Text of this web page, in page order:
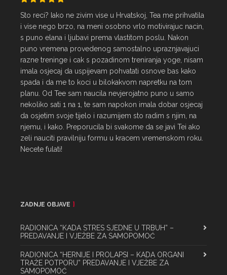
Sto reci? Iako ne zivim vise u Hrvatskoj, Tea me prihvatila
i vise nego brzo, na meni osobno vrlo motivirajuc nacin,
s puno elana i ljubavi prema vlastitom poslu. Nakon
puno vremena provedenog samostalno upraznjavajuci
razne treninge i cak s pozadinom treniranja yoge, nisam
imala osjecaj da uspijevam pohvatati osnove bas kako
spada i da me to koci u bilokakvom napretku na tom
planu. Od Tee sam naucila nevjerojatno puno u samo
nekoliko sati 1 na 1, te sam napokon imala dobar osjecaj
da osjetim svoje tijelo i razumijem sto radim s njim, na
njemu, i kako. Preporucila bi svakome da se javi Tei ako
zeli nauciti pravilniju formu u kracem vremenskom roku.
Necete fulati!
ZADNJE OBJAVE
RADIONICA “KADA STRES SJEDNE U TRBUH” –
PREDAVANJE I VJEŽBE ZA SAMOPOMOĆ
RADIONICA “HERNIJE I PROLAPSI – KADA ORGANI
TRAŽE POTPORU” PREDAVANJE I VJEŽBE ZA
SAMOPOMOĆ